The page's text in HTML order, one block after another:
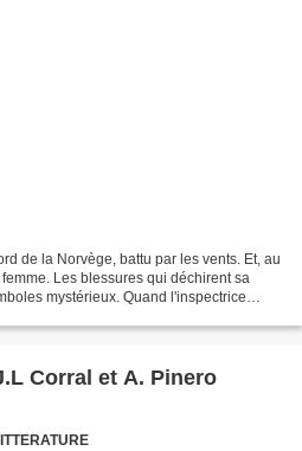
de la Norvège, battu par les vents. Et, au
Les blessures qui déchirent sa
mystérieux. Quand l'inspectrice
Corral et A. Pinero